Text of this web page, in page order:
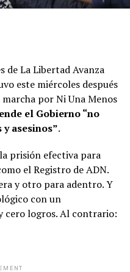
de La Libertad Avanza
este miércoles después
por Ni Una Menos
el Gobierno “no
asesinos”.
prisión efectiva para
el Registro de ADN.
y otro para adentro. Y
con un
cero logros. Al contrario: